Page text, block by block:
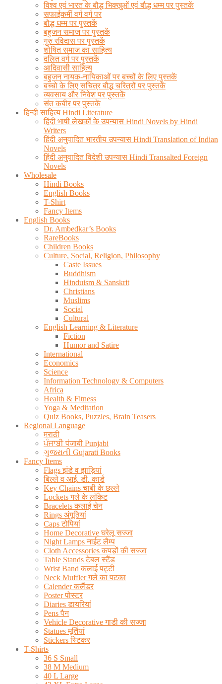
विश्व एवं भारत के बौद्ध भिक्खुओं एवं बौद्ध धम्म पर पुस्तकें
सफाईकर्मी वर्ग वर्ग पर
बौद्ध धम्म पर पुस्तकें
बहुजन समाज पर पुस्तकें
गुरु रविदास पर पुस्तकें
शोषित समाज का साहित्य
दलित वर्ग पर पुस्तकें
आदिवासी साहित्य
बहुजन नायक-नायिकाओं पर बच्चों के लिए पुस्तकें
बच्चो के लिए सचित्र बौद्ध चरित्रों पर पुस्तकें
व्यवसाय और निवेश पर पुस्तकें
संत कबीर पर पुस्तकें
हिन्दी साहित्य Hindi Literature
हिंदी भाषी लेखकों के उपन्यास Hindi Novels by Hindi
Writers
हिंदी अनुवादित भारतीय उपन्यास Hindi Translation of Indian
Novels
हिंदी अनुवादित विदेशी उपन्यास Hindi Transalted Foreign
Novels
Wholesale
Hindi Books
English Books
T-Shirt
Fancy Items
English Books
Dr. Ambedkar’s Books
RareBooks
Children Books
Culture, Social, Religion, Philosophy
Caste Issues
Buddhism
Hinduism & Sanskrit
Christians
Muslims
Social
Cultural
English Learning & Literature
Fiction
Humor and Satire
International
Economics
Science
Information Technology & Computers
Africa
Health & Fitness
Yoga & Meditation
Quiz Books, Puzzles, Brain Teasers
Regional Language
मराठी
ਪੰਜਾਬੀ पंजाबी Punjabi
ગુજરાતી Gujarati Books
Fancy Items
Flags झंडे व झाड़ियां
बिल्ले व आई. डी. कार्ड
Key Chains चाबी के छल्ले
Lockets गले के लॉकेट
Bracelets कलाई चेन
Rings अंगूठियां
Caps टोपियां
Home Decorative घरेलू सज्जा
Night Lamps नाईट लैम्प
Cloth Accessories कपड़ों की सज्जा
Table Stands टेबल स्टैंड
Wrist Band कलाई पट्टी
Neck Muffler गले का पटका
Calender कलैंडर
Poster पोस्टर
Diaries डायरियां
Pens पैन
Vehicle Decorative गाडी की सज्जा
Statues मूर्तियां
Stickers स्टिकर
T-Shirts
36 S Small
38 M Medium
40 L Large